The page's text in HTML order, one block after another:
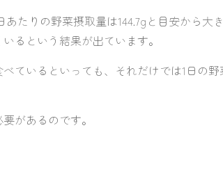
たりの野菜摂取量は144.7gと目安から大
るという結果が出ています。
ているといっても、それだけでは1日の野
があるのです。